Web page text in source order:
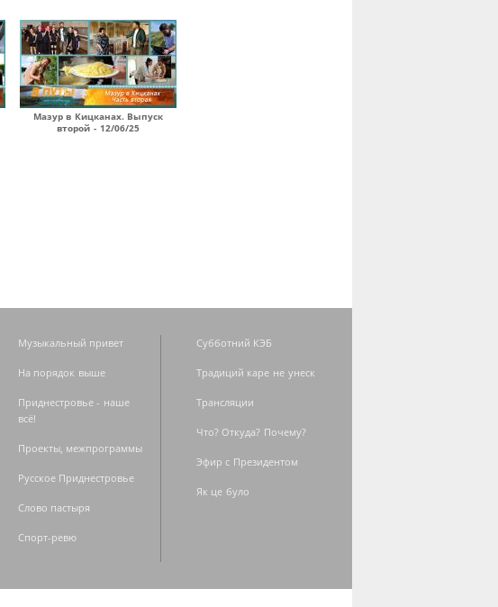
Мазур в Кицканах. Выпуск
второй - 12/06/25
Музыкальный привет
На порядок выше
Приднестровье - наше
всё!
Проекты, межпрограммы
Русское Приднестровье
Слово пастыря
Спорт-ревю
Субботний КЭБ
Традиций каре не унеск
Трансляции
Что? Откуда? Почему?
Эфир с Президентом
Як це було